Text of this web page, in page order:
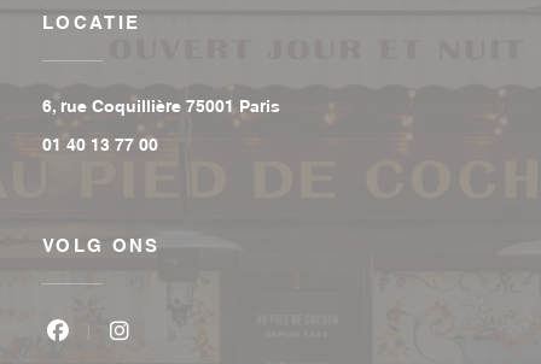
LOCATIE
6, rue Coquillière 75001 Paris
01 40 13 77 00
VOLG ONS